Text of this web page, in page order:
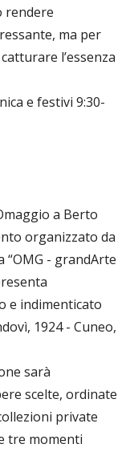
rendere
ma per
l’essenza
e festivi 9:30-
a Berto
organizzato da
“OMG - grandArte
e indimenticato
1924 - Cuneo,
sarà
scelte, ordinate
private
tre momenti